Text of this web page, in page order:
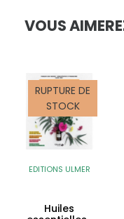
VOUS
RUPTURE DE
STOCK
EDITIONS ULMER
Huiles